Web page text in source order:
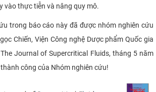
vào thực tiễn và nâng quy mô.
trong báo cáo này đã được nhóm nghiên cứu
Chiến, Viện Công nghệ Dược phẩm Quốc gia
Journal of Supercritical Fluids, tháng 5 năm
công của Nhóm nghiên cứu!